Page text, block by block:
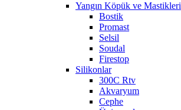
Yangın Köpük ve Mastikleri
Bostik
Promast
Selsil
Soudal
Firestop
Silikonlar
300C Rtv
Akvaryum
Cephe